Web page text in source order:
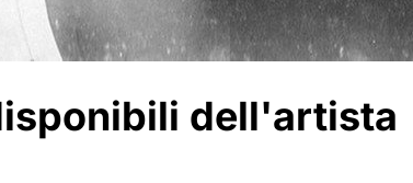
dell'artista